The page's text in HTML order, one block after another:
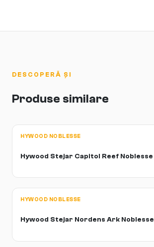
DESCOPERĂ ȘI
Produse similare
HYWOOD NOBLESSE
Hywood Stejar Capitol Reef Noblesse
HYWOOD NOBLESSE
Hywood Stejar Nordens Ark Noblesse